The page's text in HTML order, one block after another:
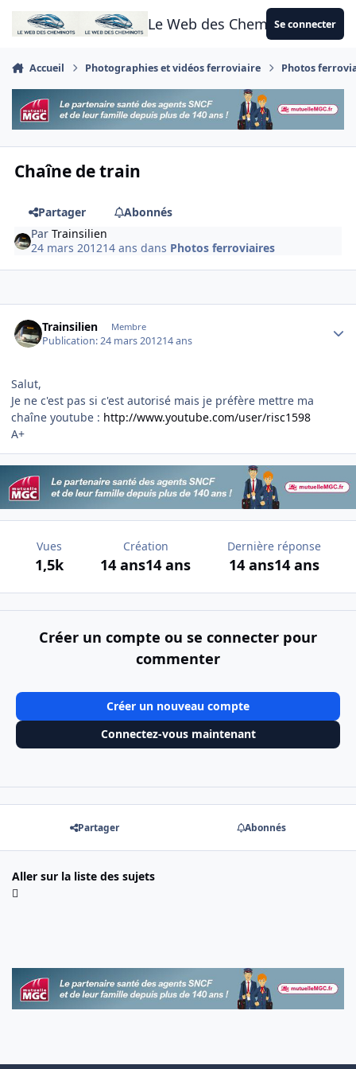
Aller au contenu
Le Web des CheminotsSe connecter
Accueil Photographies et vidéos ferroviaire Photos
Chaîne de train
Partager
Abonnés
ParTrainsilien
24 mars 201214 ans dans Photos ferroviaires
Trainsilien Membre
Publication:24 mars 201214 ans
Salut,
Je ne c'est pas si c'est autorisé mais je préfère mettre ma
chaîne youtube : http://www.youtube.com/user/risc1598
A+
Vues
1,5k
Création
14 ans14 ans
Dernière réponse
14 ans14 ans
Créer un compte ou se connecter pour
commenter
Créer un nouveau compte
Connectez-vous maintenant
Partager Abonnés
Aller sur la liste des sujets